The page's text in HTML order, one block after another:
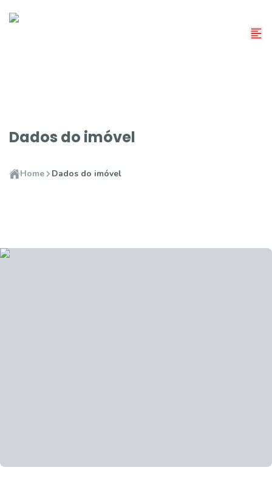
Dados do imóvel
Home Dados do imóvel